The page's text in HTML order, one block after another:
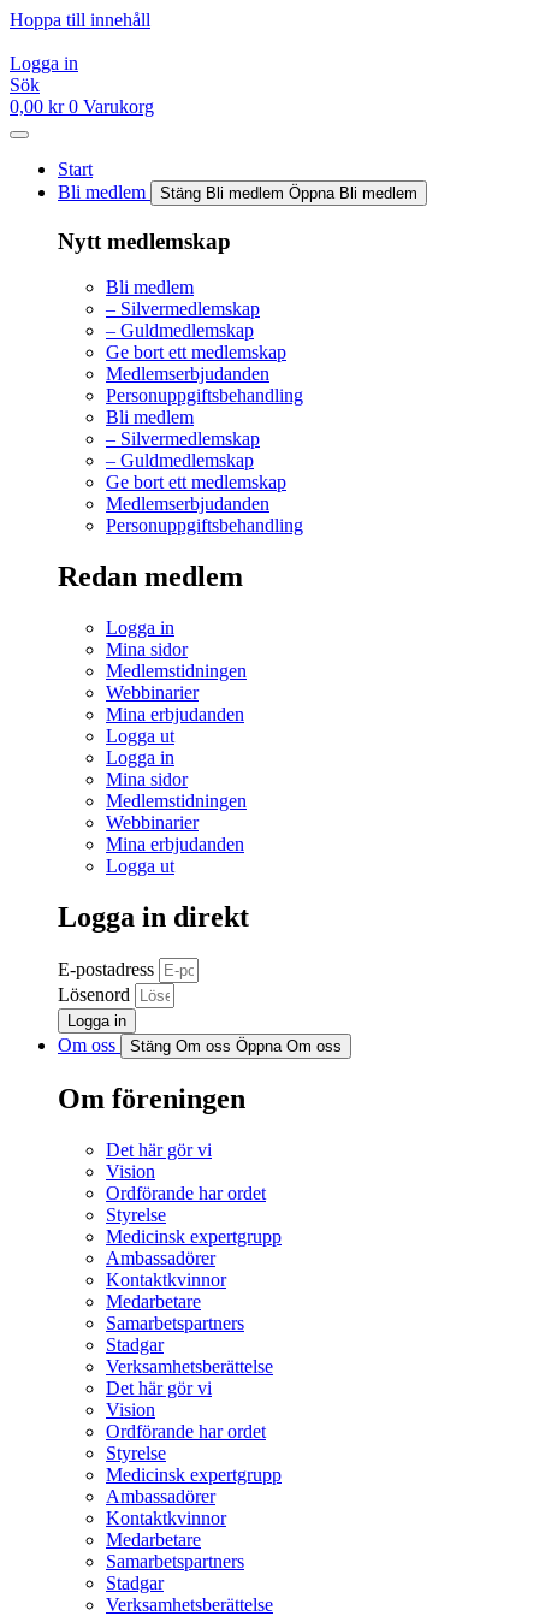
Hoppa till innehåll
Logga in
Sök
0,00 kr 0 Varukorg
Start
Bli medlem
Stäng Bli medlem Öppna Bli medlem
Nytt medlemskap
Bli medlem
– Silvermedlemskap
– Guldmedlemskap
Ge bort ett medlemskap
Medlemserbjudanden
Personuppgiftsbehandling
Bli medlem
– Silvermedlemskap
– Guldmedlemskap
Ge bort ett medlemskap
Medlemserbjudanden
Personuppgiftsbehandling
Redan medlem
Logga in
Mina sidor
Medlemstidningen
Webbinarier
Mina erbjudanden
Logga ut
Logga in
Mina sidor
Medlemstidningen
Webbinarier
Mina erbjudanden
Logga ut
Logga in direkt
E-postadress
Lösenord
Logga in
Om oss Stäng Om oss Öppna Om oss
Om föreningen
Det här gör vi
Vision
Ordförande har ordet
Styrelse
Medicinsk expertgrupp
Ambassadörer
Kontaktkvinnor
Medarbetare
Samarbetspartners
Stadgar
Verksamhetsberättelse
Det här gör vi
Vision
Ordförande har ordet
Styrelse
Medicinsk expertgrupp
Ambassadörer
Kontaktkvinnor
Medarbetare
Samarbetspartners
Stadgar
Verksamhetsberättelse